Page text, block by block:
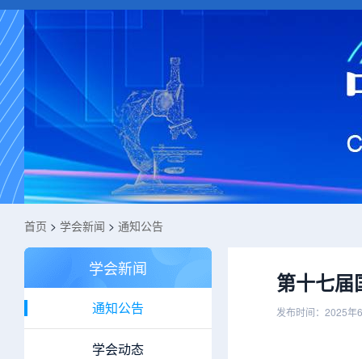
首页 > 学会新闻 > 通知公告
学会新闻
通知公告
学会动态
第十七届
发布时间：2025年